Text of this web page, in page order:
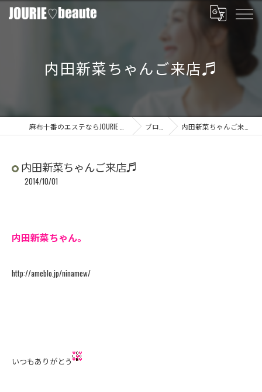
内田新菜ちゃんご来店♬
ブログ 内田新菜ちゃんご来店♬
内田新菜ちゃんご来店♬
2014/10/01
内田新菜ちゃん。
http://ameblo.jp/ninamew/
いつもありがとう